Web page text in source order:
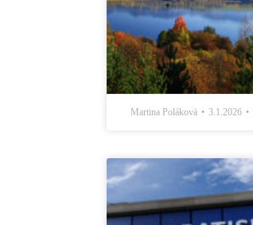
Martina Poláková 3.1.2026